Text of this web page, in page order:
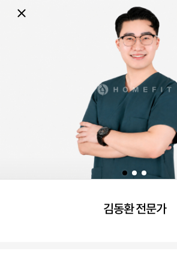
김동환 전문가